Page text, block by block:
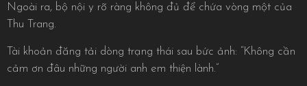
Ngoài ra, bộ nội y rõ ràng không đủ để chứa vòng một của
Thu Trang.
Tài khoản đăng tải dòng trạng thái sau bức ảnh: “Không cần
cảm ơn đâu những người anh em thiện lành.”